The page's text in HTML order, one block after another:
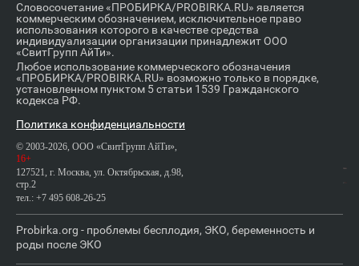
Словосочетание «ПРОБИРКА/PROBIRKA.RU» является
коммерческим обозначением, исключительное право
использования которого в качестве средства
индивидуализации организации принадлежит ООО
«СвитГрупп АйТи».
Любое использование коммерческого обозначения
«ПРОБИРКА/PROBIRKA.RU» возможно только в порядке,
установленном пунктом 5 статьи 1539 Гражданского
кодекса РФ.
Политика конфиденциальности
© 2003-2026, ООО «СвитГрупп АйТи»,
16+
127521, г. Москва, ул. Октябрьская, д.98,
стр.2
тел.: +7 495 608-26-25
Probirka.org - проблемы бесплодия, ЭКО, беременность и
роды после ЭКО